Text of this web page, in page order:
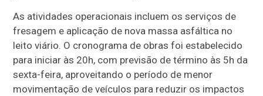
As atividades operacionais incluem os serviços de
fresagem e aplicação de nova massa asfáltica no
leito viário. O cronograma de obras foi estabelecido
para iniciar às 20h, com previsão de término às 5h da
sexta-feira, aproveitando o período de menor
movimentação de veículos para reduzir os impactos